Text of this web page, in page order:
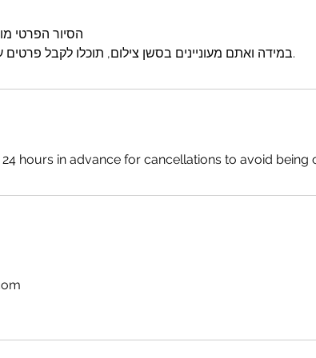
hours in advance for cancellations to avoid being